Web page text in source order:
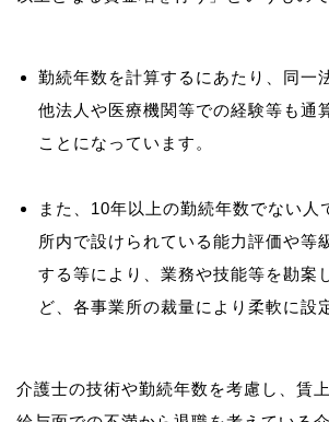
勤続年数を計算するにあたり、同一
他法人や医療機関等での経験等も通
ことになっています。
また、10年以上の勤続年数でない人
所内で設けられている能力評価や等
する等により、業務や技能等を勘案
ど、各事業所の裁量により柔軟に設
介護士の技術や勤続年数を考慮し、賃